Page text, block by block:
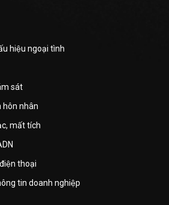
hiệu ngoại tình
sát
hôn nhân
mất tích
thoại
tin doanh nghiệp